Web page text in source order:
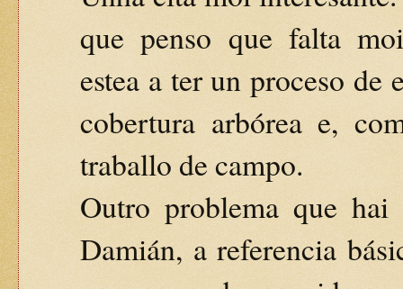
que penso que falta
estea a ter un proceso de
cobertura arbórea e,
traballo de campo.
Outro problema que
Damián, a referencia